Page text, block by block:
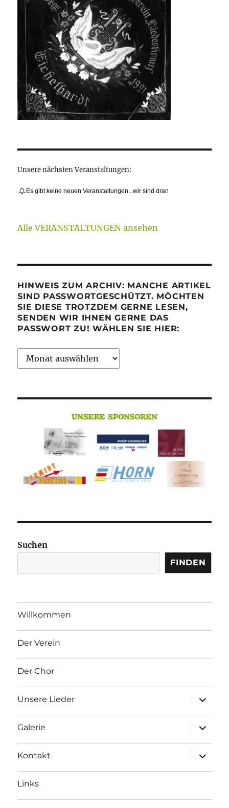
Unsere nächsten Veranstaltungen:
Es gibt keine neuen Veranstaltungen...wir sind dran
Alle VERANSTALTUNGEN ansehen
HINWEIS ZUM ARCHIV: MANCHE ARTIKEL
SIND PASSWORTGESCHÜTZT. MÖCHTEN
SIE DIESE TROTZDEM GERNE LESEN,
SENDEN WIR IHNEN GERNE DAS
PASSWORT ZU! WÄHLEN SIE HIER:
Suchen
FINDEN
Willkommen
Der Verein
Der Chor
Unsere Lieder
Galerie
Kontakt
Links